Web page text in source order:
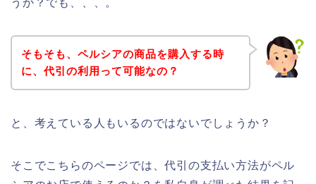
うか？でも、、、。
そもそも、ペルシアの商品を購入する時
に、代引の利用って可能なの？
と、考えている人もいるのではないでしょうか？
そこでこちらのページでは、代引の支払い方法がペル